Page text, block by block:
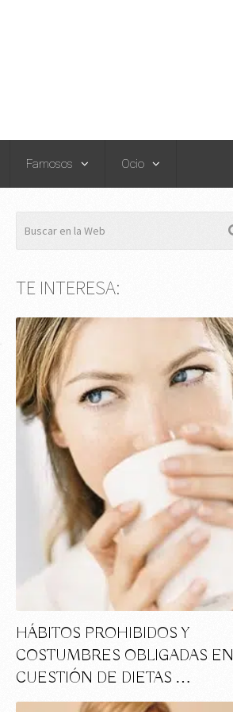
Famosos Ocio
TE INTERESA:
HÁBITOS PROHIBIDOS Y
COSTUMBRES OBLIGADAS EN
CUESTIÓN DE DIETAS …